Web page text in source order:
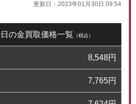
更新日： 2023年01月30日 09:54
の金買取価格一覧 （税込）
8,548円
7,765円